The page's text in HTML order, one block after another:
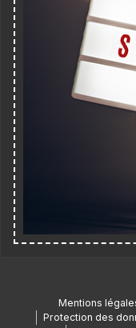
Mentions
Protection des